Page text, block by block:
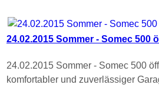
24.02.2015 Sommer - Somec 500
24.02.2015 Sommer - Somec 500
komfortabler und zuverlässiger